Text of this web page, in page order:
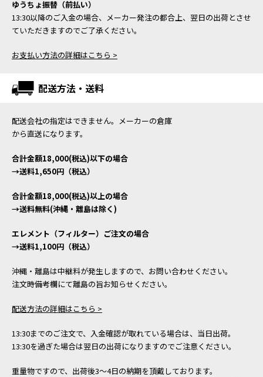
ゆうちょ振替（前払い）
13:30以降のご入金の場合、メーカー発注の都合上、翌日の出荷とさせ
ていただきますのでご了承ください。
お支払い方法の詳細はこちら >
配送方法・送料
配送会社の指定はできません。メーカーの倉庫
から直送になります。
合計金額18,000(税込)以下の場合
→送料1,650円（税込）
合計金額18,000(税込)以上の場合
→送料無料(沖縄・離島は除く)
エレメント（フィルター）ご注文の場合
→送料1,100円（税込）
沖縄・離島は中継料が発生しますので、お問い合わせください。
注文時備考欄にて離島の旨お知らせください。
配送方法の詳細はこちら >
13:30までのご注文で、入金確認が取れている場合は、当日出荷。
13:30を過ぎた場合は翌日の出荷になりますのでご注意ください。
重量物ですので、出荷後3～4日の納期を頂戴しております。